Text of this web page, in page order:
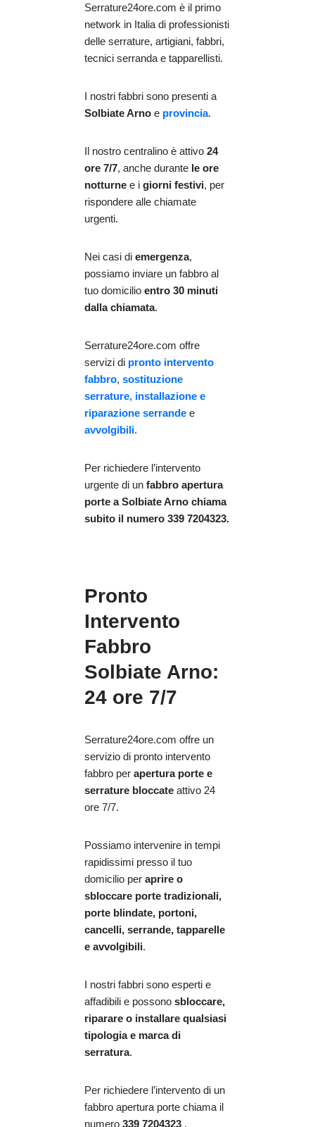
Serrature24ore.com è il primo
network in Italia di professionisti
delle serrature, artigiani, fabbri,
tecnici serranda e tapparellisti.
I nostri fabbri sono presenti a
Solbiate Arno e provincia.
Il nostro centralino è attivo 24
ore 7/7, anche durante le ore
notturne e i giorni festivi, per
rispondere alle chiamate
urgenti.
Nei casi di emergenza,
possiamo inviare un fabbro al
tuo domicilio entro 30 minuti
dalla chiamata.
Serrature24ore.com offre
servizi di pronto intervento
fabbro, sostituzione
serrature, installazione e
riparazione serrande e
avvolgibili.
Per richiedere l’intervento
urgente di un fabbro apertura
porte a Solbiate Arno chiama
subito il numero 339 7204323.
Pronto
Intervento
Fabbro
Solbiate Arno:
24 ore 7/7
Serrature24ore.com offre un
servizio di pronto intervento
fabbro per apertura porte e
serrature bloccate attivo 24
ore 7/7.
Possiamo intervenire in tempi
rapidissimi presso il tuo
domicilio per aprire o
sbloccare porte tradizionali,
porte blindate, portoni,
cancelli, serrande, tapparelle
e avvolgibili.
I nostri fabbri sono esperti e
affadibili e possono sbloccare,
riparare o installare qualsiasi
tipologia e marca di
serratura.
Per richiedere l’intervento di un
fabbro apertura porte chiama il
numero 339 7204323 .